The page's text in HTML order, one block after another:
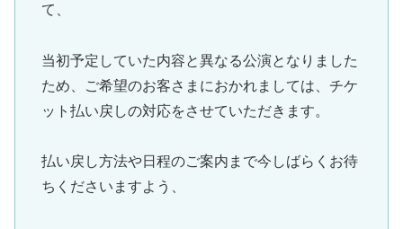
て、
当初予定していた内容と異なる公演となりました
ため、ご希望のお客さまにおかれましては、チケ
ット払い戻しの対応をさせていただきます。
払い戻し方法や日程のご案内まで今しばらくお待
ちくださいますよう、